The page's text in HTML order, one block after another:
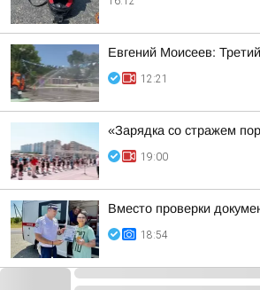
Евгений Моисеев:
12:21
«Зарядка со стражем
19:00
Вместо проверки
18:54